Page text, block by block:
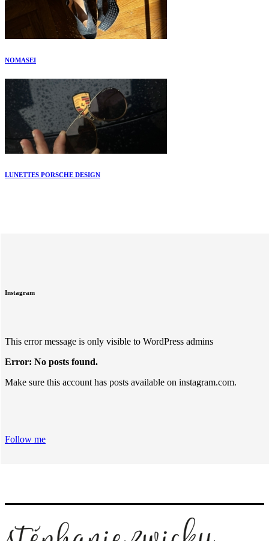
NOMASEI
LUNETTES PORSCHE DESIGN
Instagram
This error message is only visible to WordPress admins
Error: No posts found.
Make sure this account has posts available on instagram.com.
Follow me